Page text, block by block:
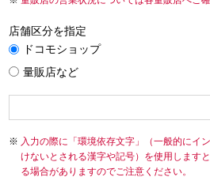
店舗区分を指定
ドコモショップ
量販店など
入力の際に「環境依存文字」（一般的にイ
けないとされる漢字や記号）を使用します
る場合がありますのでご注意ください。